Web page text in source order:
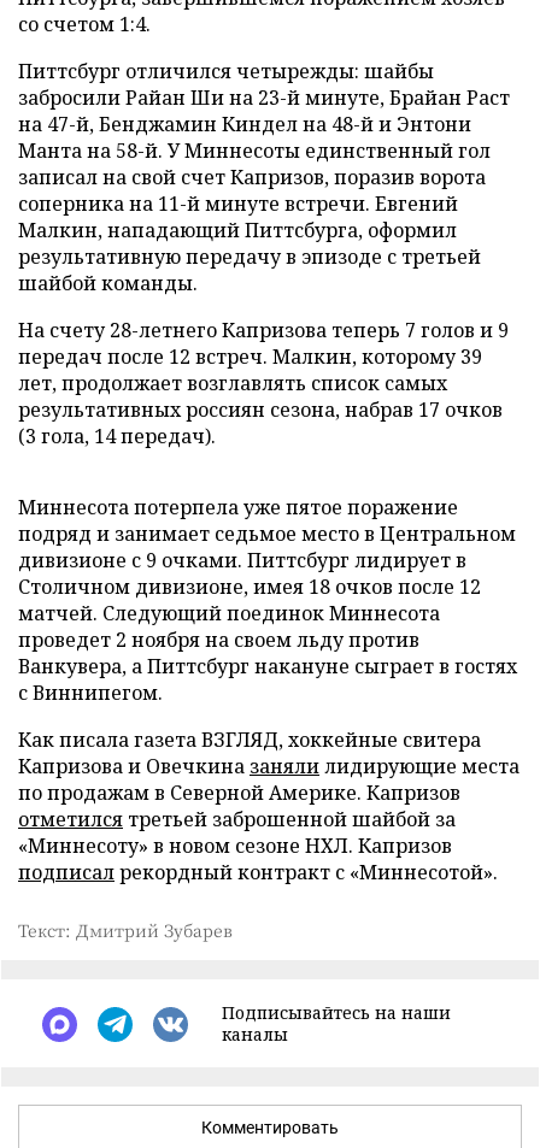
со счетом 1:4.
Питтсбург отличился четырежды: шайбы
забросили Райан Ши на 23-й минуте, Брайан Раст
на 47-й, Бенджамин Киндел на 48-й и Энтони
Манта на 58-й. У Миннесоты единственный гол
записал на свой счет Капризов, поразив ворота
соперника на 11-й минуте встречи. Евгений
Малкин, нападающий Питтсбурга, оформил
результативную передачу в эпизоде с третьей
шайбой команды.
На счету 28-летнего Капризова теперь 7 голов и 9
передач после 12 встреч. Малкин, которому 39
лет, продолжает возглавлять список самых
результативных россиян сезона, набрав 17 очков
(3 гола, 14 передач).
Миннесота потерпела уже пятое поражение
подряд и занимает седьмое место в Центральном
дивизионе с 9 очками. Питтсбург лидирует в
Столичном дивизионе, имея 18 очков после 12
матчей. Следующий поединок Миннесота
проведет 2 ноября на своем льду против
Ванкувера, а Питтсбург накануне сыграет в гостях
с Виннипегом.
Как писала газета ВЗГЛЯД, хоккейные свитера
Капризова и Овечкина занялилидирующие места
по продажам в Северной Америке. Капризов
отметился третьей заброшенной шайбой за
«Миннесоту» в новом сезоне НХЛ. Капризов
подписалрекордный контракт с «Миннесотой».
Текст: Дмитрий Зубарев
Подписывайтесь на наши
каналы
Комментировать